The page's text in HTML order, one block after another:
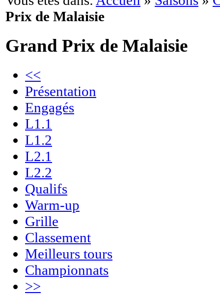
Prix de Malaisie
Grand Prix de Malaisie
<<
Présentation
Engagés
L1.1
L1.2
L2.1
L2.2
Qualifs
Warm-up
Grille
Classement
Meilleurs tours
Championnats
>>